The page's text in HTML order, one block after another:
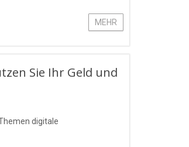
MEHR
Sie Ihr Geld und
digitale